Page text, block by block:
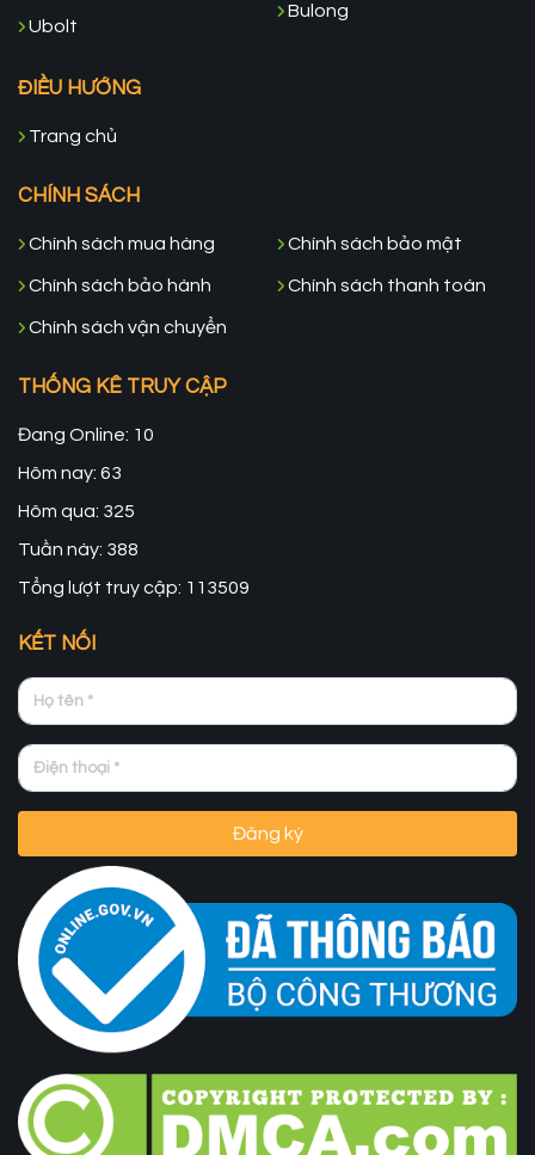
Ubolt
Bulong
ĐIỀU HƯỚNG
Trang chủ
CHÍNH SÁCH
Chính sách mua hàng
Chính sách bảo hành
Chính sách vận chuyển
Chính sách bảo mật
Chính sách thanh toán
THỐNG KÊ TRUY CẬP
Đang Online: 10
Hôm nay: 63
Hôm qua: 325
Tuần này: 388
Tổng lượt truy cập: 113509
KẾT NỐI
Đăng ký